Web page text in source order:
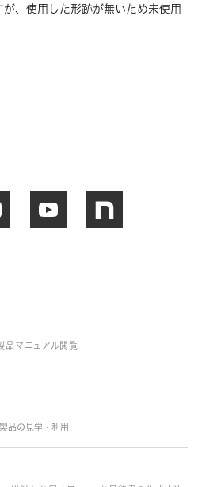
、使用した形跡が無いため未使用
品マニュアル閲覧
製品の見学・利用